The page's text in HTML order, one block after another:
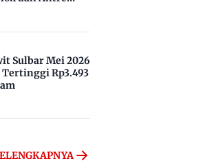
Sulbar Mei 2026
Rp3.493